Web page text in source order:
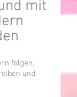
mit
folgen,
und